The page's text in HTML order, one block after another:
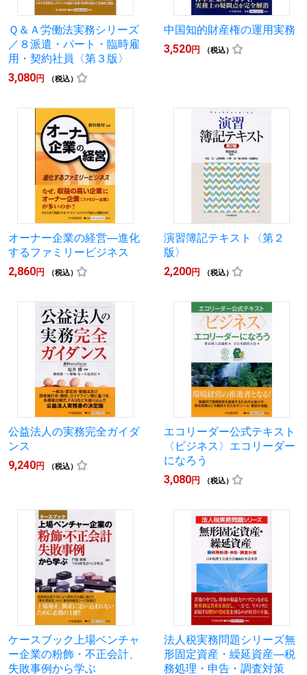
Ｑ＆Ａ労働法実務シリーズ
／８派遣・パート・臨時雇
用・契約社員〈第３版〉
3,080円 （税込）
中国知的財産権の運用実務
3,520円 （税込）
オーナー企業の経営―進化
するファミリービジネス
2,860円 （税込）
演習簿記テキスト〈第２
版〉
2,200円 （税込）
公益法人の実務完全ガイダ
ンス
9,240円 （税込）
エコリーダー公式テキスト
〈ビジネス〉エコリーダー
になろう
3,080円 （税込）
ケースブック上場ベンチャ
ー企業の粉飾・不正会計、
失敗事例から学ぶ
法人税実務問題シリーズ無
形固定資産・繰延資産―税
務処理・申告・調査対策